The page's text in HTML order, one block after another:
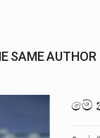
SAME AUTHOR
මේ